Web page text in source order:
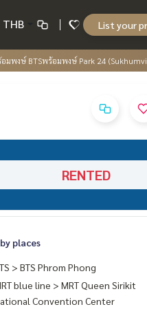
THB List your
มพงษ์ BTSพร้อมพงษ์ Park 24
RENTED
places
> BTS Phrom Phong
blue line > MRT Queen Sirikit
Convention Center